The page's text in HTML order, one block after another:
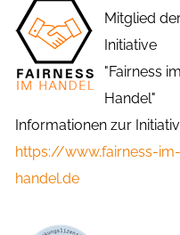
Mitglied
Initiative
"Fairness im
Handel"
Informationen zur
https://www.fairness-im-
handel.de